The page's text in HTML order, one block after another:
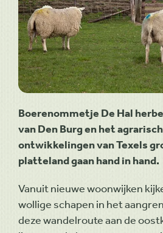
Boerenommetje De Hal
van Den Burg en het
ontwikkelingen van Texels
platteland gaan hand in hand.
Vanuit nieuwe woonwijken
wollige schapen in het
deze wandelroute aan de